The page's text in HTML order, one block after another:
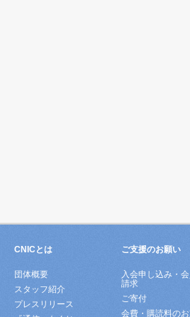
CNICとは
団体概要
スタッフ紹介
プレスリリース
ご支援のお願い
入会申し込み・
請求
ご寄付
会費・購読料の